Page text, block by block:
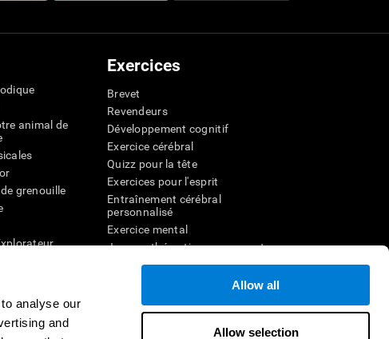
analyse our
and
Allow all
Allow selection
animal de
grenouille
pour la
Exercices
Brevet
Revendeurs
Développement cognitif
Exercice cérébral
Quizz pour la tête
Exercices pour l'esprit
Entraînement cérébral
personnalisé
Exercice mental
Jeux mathématiques amusants
Compréhension de lecture
Test de QI